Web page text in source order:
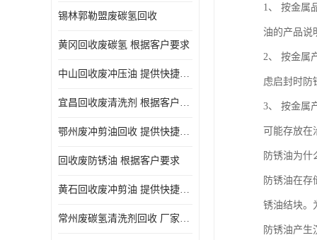
锡林郭勒盟废碳氢回收
黄冈回收废碳氢 根据客户要求
中山回收废冲压油 提供快捷上门处理
宜昌回收废清洗剂 根据客户要求
鄂州废冲剪油回收 提供快捷上门处理
回收废防锈油 根据客户要求
黄石回收废冲剪油 提供快捷上门处理
常州废碳氢清洗剂回收 厂家价格
1、 按金属
油的产品说
2、 按金属
虑启封时防
3、 按金属
可能存放在
防锈油为什
防锈油在存
锈油结块。
防锈油产生